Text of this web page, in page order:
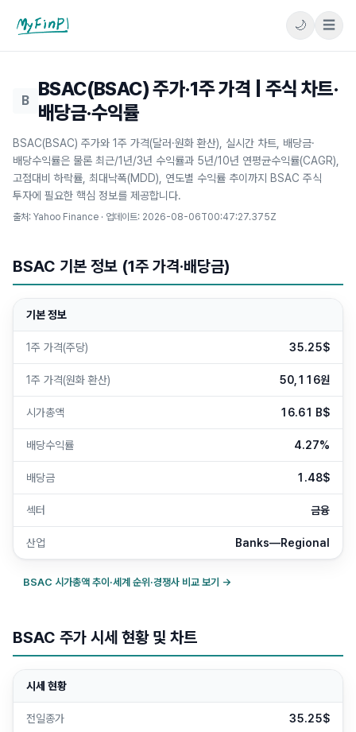
마이핀플
🌙 ☰
B
BSAC(BSAC) 주가·1주 가격 | 주식 차트·
배당금·수익률
BSAC(BSAC) 주가와 1주 가격(달러·원화 환산), 실시간 차트, 배당금·
배당수익률은 물론 최근/1년/3년 수익률과 5년/10년 연평균수익률(CAGR),
고점대비 하락률, 최대낙폭(MDD), 연도별 수익률 추이까지 BSAC 주식
투자에 필요한 핵심 정보를 제공합니다.
출처: Yahoo Finance · 업데이트: 2026-08-06T00:47:27.375Z
BSAC 기본 정보 (1주 가격·배당금)
기본 정보
1주 가격(주당) 35.25$
1주 가격(원화 환산) 50,116원
시가총액 16.61 B$
배당수익률 4.27%
배당금 1.48$
섹터 금융
산업 Banks—Regional
BSAC 시가총액 추이·세계 순위·경쟁사 비교 보기 →
BSAC 주가 시세 현황 및 차트
시세 현황
전일종가 35.25$